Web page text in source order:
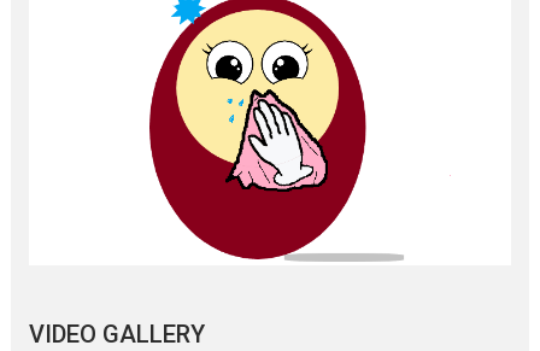
VIDEO GALLERY